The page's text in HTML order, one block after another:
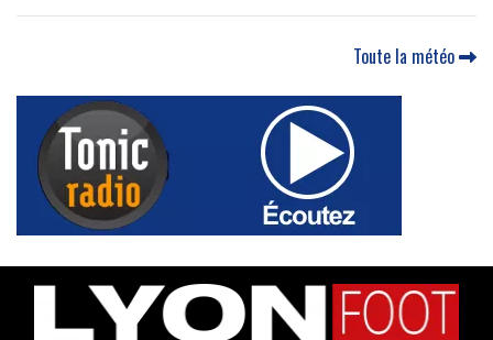
Toute la météo